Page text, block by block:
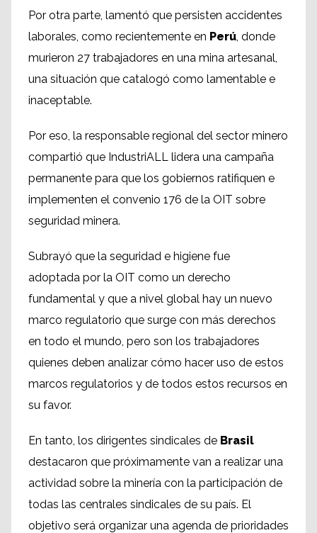
Por otra parte, lamentó que persisten accidentes
laborales, como recientemente en Perú, donde
murieron 27 trabajadores en una mina artesanal,
una situación que catalogó como lamentable e
inaceptable.
Por eso, la responsable regional del sector minero
compartió que IndustriALL lidera una campaña
permanente para que los gobiernos ratifiquen e
implementen el convenio 176 de la OIT sobre
seguridad minera.
Subrayó que la seguridad e higiene fue
adoptada por la OIT como un derecho
fundamental y que a nivel global hay un nuevo
marco regulatorio que surge con más derechos
en todo el mundo, pero son los trabajadores
quienes deben analizar cómo hacer uso de estos
marcos regulatorios y de todos estos recursos en
su favor.
En tanto, los dirigentes sindicales de Brasil
destacaron que próximamente van a realizar una
actividad sobre la minería con la participación de
todas las centrales sindicales de su país. El
objetivo será organizar una agenda de prioridades